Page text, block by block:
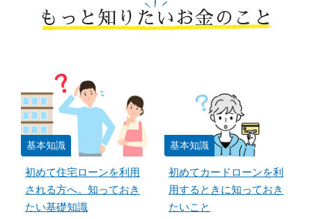
もっと知りたいお金のこと
基本知識
初めて住宅ローンを利用
される方へ。知っておき
たい基礎知識
基本知識
初めてカードローンを利
用するときに知っておき
たいこと